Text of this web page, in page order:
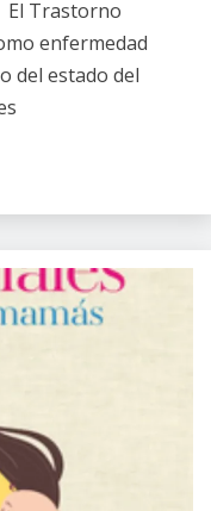
El Trastorno
enfermedad
del estado del